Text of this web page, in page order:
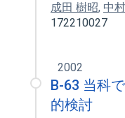
成田 樹昭, 中
172210027
2002
B-63 当科
的検討